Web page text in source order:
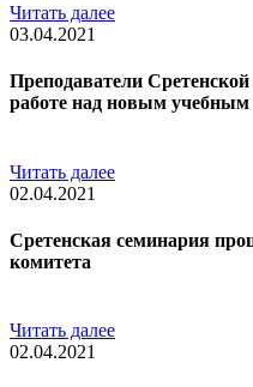
Читать далее
03.04.2021
Преподаватели
работе над новым учебным
Читать далее
02.04.2021
Сретенская семинария
комитета
Читать далее
02.04.2021